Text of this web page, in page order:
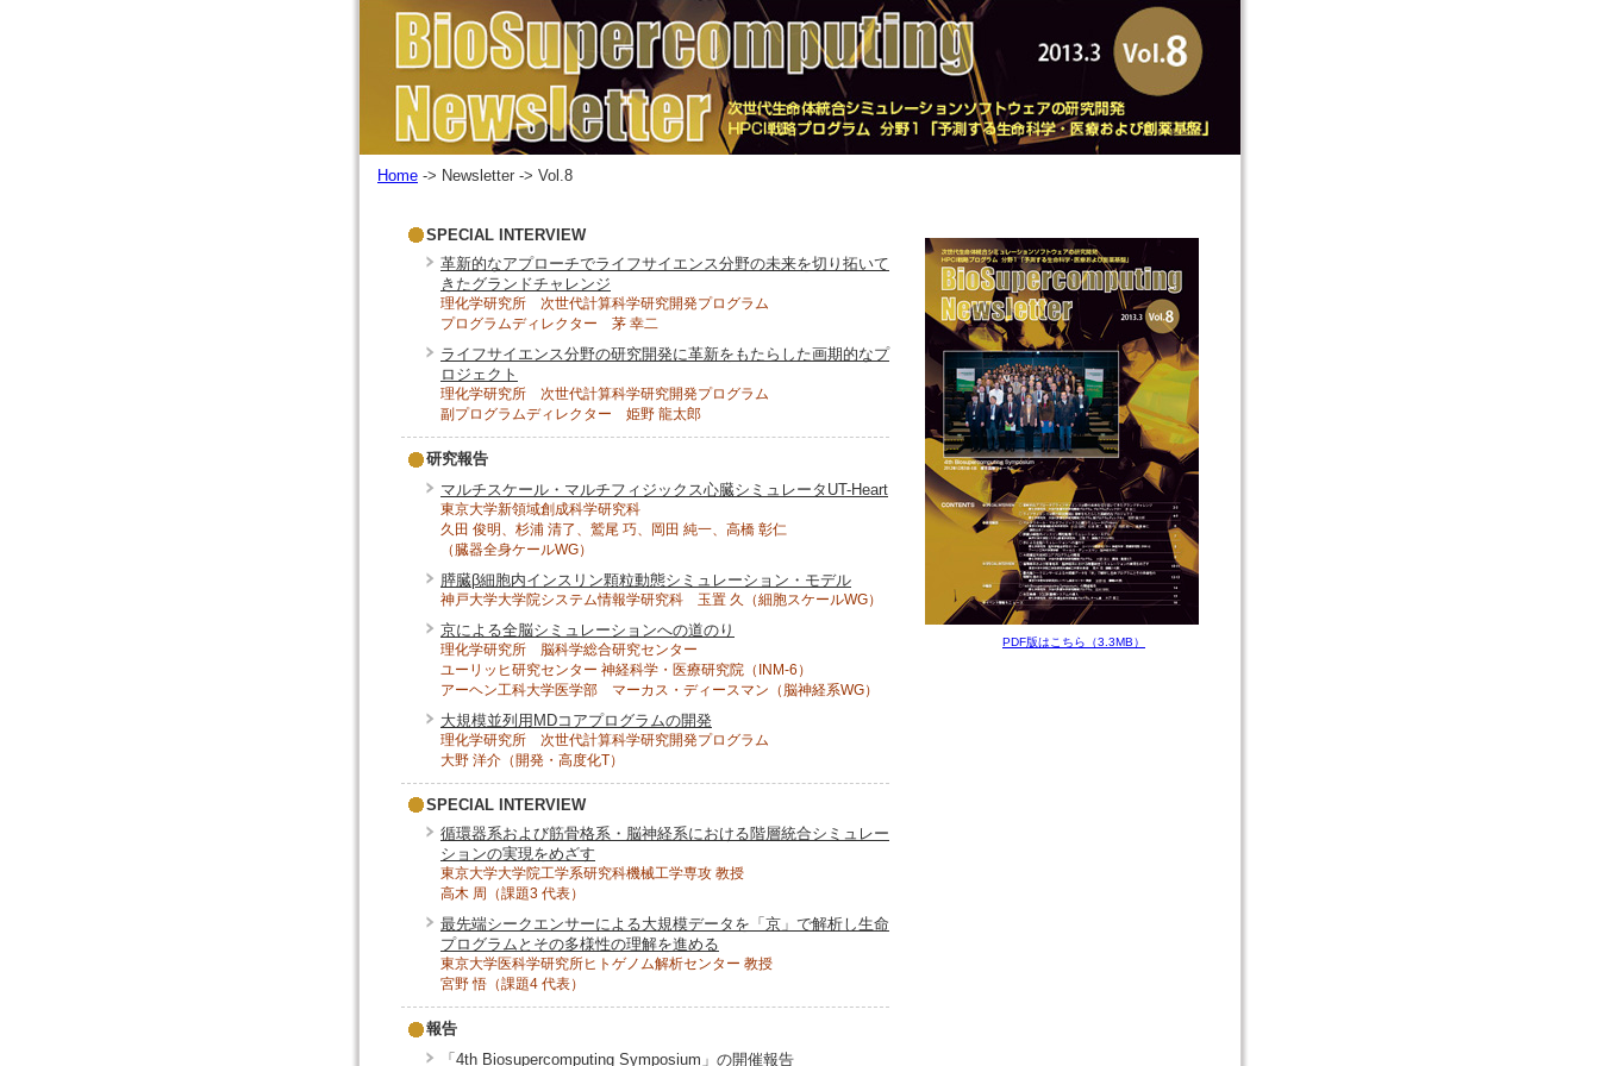
Home -> Newsletter -> Vol.8
SPECIAL INTERVIEW
革新的なアプローチでライフサイエンス分野の未来を切り拓いて
きたグランドチャレンジ
理化学研究所 次世代計算科学研究開発プログラム
プログラムディレクター 茅 幸二
ライフサイエンス分野の研究開発に革新をもたらした画期的なプ
ロジェクト
理化学研究所 次世代計算科学研究開発プログラム
副プログラムディレクター 姫野 龍太郎
研究報告
マルチスケール・マルチフィジックス心臓シミュレータUT-Heart
東京大学新領域創成科学研究科
久田 俊明、杉浦 清了、鷲尾 巧、岡田 純一、高橋 彰仁
（臓器全身ケールWG）
膵臓β細胞内インスリン顆粒動態シミュレーション・モデル
神戸大学大学院システム情報学研究科 玉置 久（細胞スケールWG）
京による全脳シミュレーションへの道のり
理化学研究所 脳科学総合研究センター
ユーリッヒ研究センター 神経科学・医療研究院（INM-6）
アーヘン工科大学医学部 マーカス・ディースマン（脳神経系WG）
大規模並列用MDコアプログラムの開発
理化学研究所 次世代計算科学研究開発プログラム
大野 洋介（開発・高度化T）
SPECIAL INTERVIEW
循環器系および筋骨格系・脳神経系における階層統合シミュレー
ションの実現をめざす
東京大学大学院工学系研究科機械工学専攻 教授
高木 周（課題3 代表）
最先端シークエンサーによる大規模データを「京」で解析し生命
プログラムとその多様性の理解を進める
東京大学医科学研究所ヒトゲノム解析センター 教授
宮野 悟（課題4 代表）
報告
「4th Biosupercomputing Symposium」の開催報告
PDF版はこちら（3.3MB）